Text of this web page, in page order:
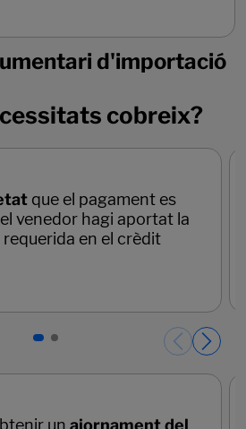
d'importació
cobreix?